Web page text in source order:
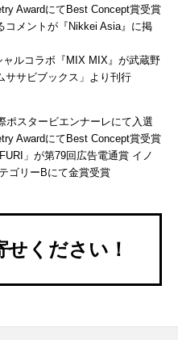
AwardにてBest Concept賞受賞
コメントが『Nikkei Asia』に掲
ルコラボ『MIX MIX』が武蔵野
ササビブックス」より刊行
ポスタービエンナーレにて入選
AwardにてBest Concept賞受賞
」が第79回広告電通賞 イノ
ゴリーBにて金賞受賞
せください！